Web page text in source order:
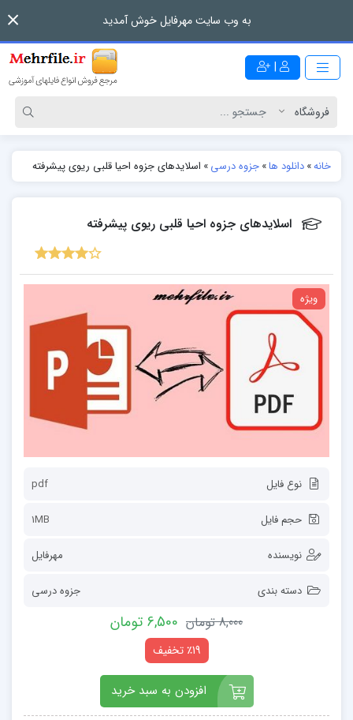
به وب سایت مهرفایل خوش آمدید
|
خانه»دانلود ها»جزوه درسی» اسلایدهای جزوه احیا قلبی ریوی پیشرفته
اسلایدهای جزوه احیا قلبی ریوی پیشرفته
ویژه
نوع فایل pdf
حجم فایل 1MB
نویسنده مهرفایل
دسته بندی جزوه درسی
8,000 تومان 6,500 تومان
٪19 تخفیف
افزودن به سبد خرید